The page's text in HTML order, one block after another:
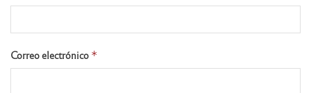
Correo electrónico *